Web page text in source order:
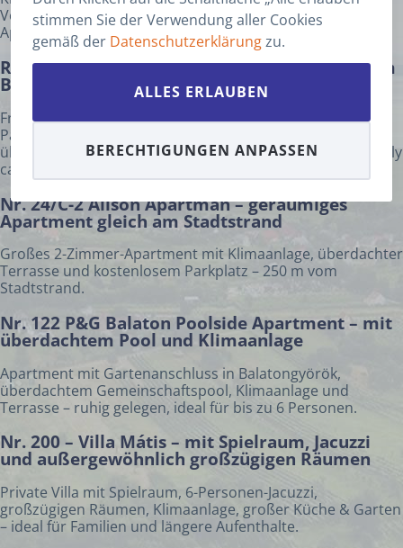
stimmen Sie der Verwendung aller Cookies
gemäß der Datenschutzerklärungzu.
ALLES ERLAUBEN
BERECHTIGUNGEN ANPASSEN
Vonyarcvashegy (Nr. 18) Vier separat buchbare
Apartments mit eigenem Eingang...
Romsics Pince Ferienhaus – Panoramablick am
Balaton, hundefreundlich – Nr. 219
Freistehendes Ferienhaus in Cserszegtomaj mit
Panoramablick auf den Balaton, Klimaanlage und
überdachtem Stellplatz. Hundefreundlich. Strand Keszthely
ca. 5,5 km
Nr. 24/C-2 Alison Apartman – geräumiges
Apartment gleich am Stadtstrand
Großes 2-Zimmer-Apartment mit Klimaanlage, überdachter
Terrasse und kostenlosem Parkplatz – 250 m vom
Stadtstrand.
Nr. 122 P&G Balaton Poolside Apartment – mit
überdachtem Pool und Klimaanlage
Apartment mit Gartenanschluss in Balatongyörök,
überdachtem Gemeinschaftspool, Klimaanlage und
Terrasse – ruhig gelegen, ideal für bis zu 6 Personen.
Nr. 200 – Villa Mátis – mit Spielraum, Jacuzzi
und außergewöhnlich großzügigen Räumen
Private Villa mit Spielraum, 6-Personen-Jacuzzi,
großzügigen Räumen, Klimaanlage, großer Küche & Garten
– ideal für Familien und längere Aufenthalte.
WEITER
ANZAHL ERWACHSENE*
ANZAHL KINDER
ANZAHL DER HAUSTIERE
BEMERKUNGEN